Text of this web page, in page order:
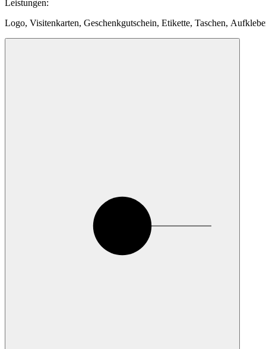
Leistungen:
Logo, Visitenkarten, Geschenkgutschein, Etikette, Taschen,